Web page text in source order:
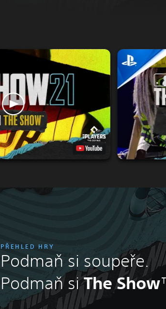
PŘEHLED HRY
Podmaň si soupeře.
Podmaň siThe Show